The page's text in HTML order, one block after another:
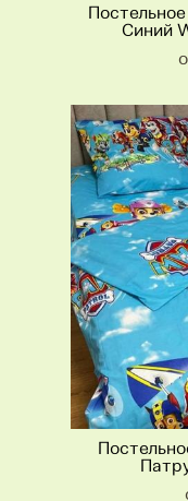
Синий